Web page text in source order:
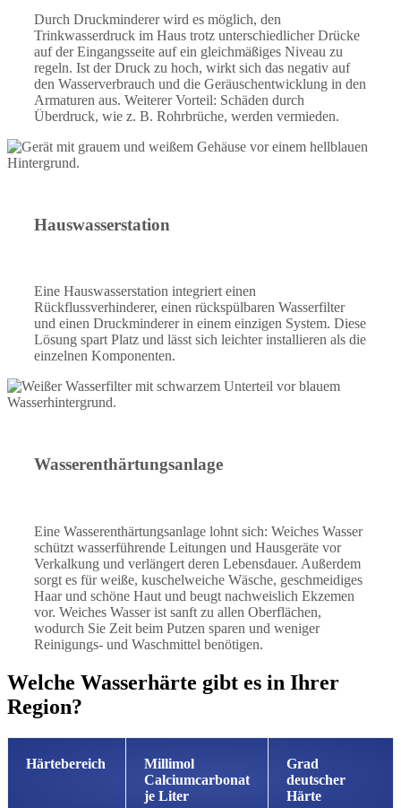
Durch Druckminderer wird es möglich, den
Trinkwasserdruck im Haus trotz unterschiedlicher Drücke
auf der Eingangsseite auf ein gleichmäßiges Niveau zu
regeln. Ist der Druck zu hoch, wirkt sich das negativ auf
den Wasserverbrauch und die Geräuschentwicklung in den
Armaturen aus. Weiterer Vorteil: Schäden durch
Überdruck, wie z. B. Rohrbrüche, werden vermieden.
Hauswasserstation
Eine Hauswasserstation integriert einen
Rückflussverhinderer, einen rückspülbaren Wasserfilter
und einen Druckminderer in einem einzigen System. Diese
Lösung spart Platz und lässt sich leichter installieren als die
einzelnen Komponenten.
Wasserenthärtungsanlage
Eine Wasserenthärtungsanlage lohnt sich: Weiches Wasser
schützt wasserführende Leitungen und Hausgeräte vor
Verkalkung und verlängert deren Lebensdauer. Außerdem
sorgt es für weiße, kuschelweiche Wäsche, geschmeidiges
Haar und schöne Haut und beugt nachweislich Ekzemen
vor. Weiches Wasser ist sanft zu allen Oberflächen,
wodurch Sie Zeit beim Putzen sparen und weniger
Reinigungs- und Waschmittel benötigen.
Welche Wasserhärte gibt es in Ihrer
Region?
Härtebereich
Millimol
Calciumcarbonat
je Liter
Grad
deutscher
Härte